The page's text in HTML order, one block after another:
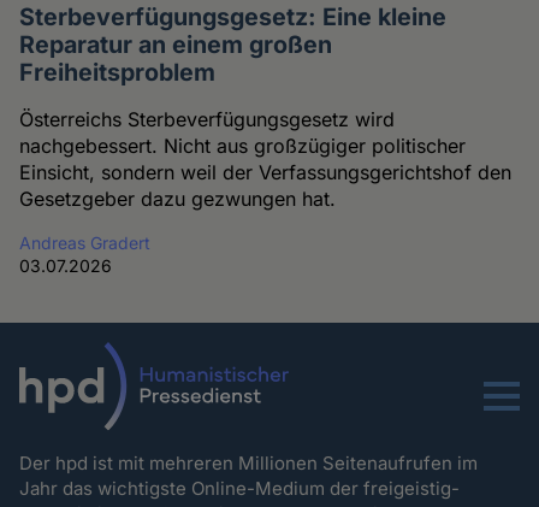
Sterbeverfügungsgesetz: Eine kleine
Reparatur an einem großen
Freiheitsproblem
Österreichs Sterbeverfügungsgesetz wird
nachgebessert. Nicht aus großzügiger politischer
Einsicht, sondern weil der Verfassungsgerichtshof den
Gesetzgeber dazu gezwungen hat.
Andreas Gradert
03.07.2026
Menu
Der hpd ist mit mehreren Millionen Seitenaufrufen im
Jahr das wichtigste Online-Medium der freigeistig-